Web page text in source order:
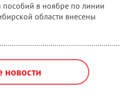
пособий в ноябре по линии
области внесены
новости